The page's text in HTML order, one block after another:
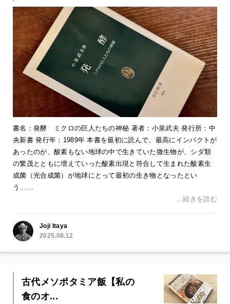
書名：発酵 ミクロの巨人たちの神秘 著者：小泉武夫 発行所：中
央新書 発行年：1989年 本書を最初に読んで、最高にインパクトが
あったのが、酸素もない地球の中で生きていた微生物が、シダ類
の繁茂とともに増えていった酸素出現と符合して生まれた酸素生
成菌（光合成菌）が地球にとって最初の生き物となったとい
う……
…続きを読む
Joji Itaya
2025.08.12
古代メソポタミア飯【私の
食のオ...